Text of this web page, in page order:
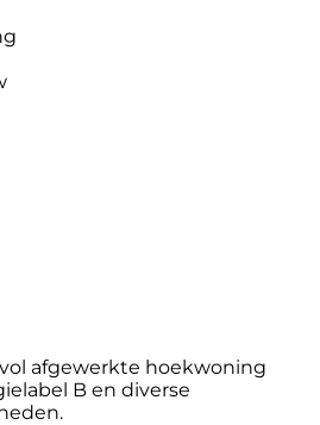
afgewerkte hoekwoning
B en diverse